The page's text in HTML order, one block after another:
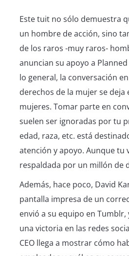
Este tuit no sólo demuestra
un hombre de acción, sino
de los raros -muy raros-
anuncian su apoyo a
lo general, la conversación
derechos de la mujer se deja
mujeres. Tomar parte en
suelen ser ignoradas por tu
edad, raza, etc. está
atención y apoyo. Aunque tu
respaldada por un millón de
Además, hace poco, David
pantalla impresa de un
envió a su equipo en Tumblr,
una victoria en las redes
CEO llega a mostrar cómo